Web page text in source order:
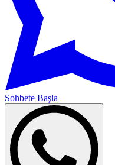
Sohbete Başla